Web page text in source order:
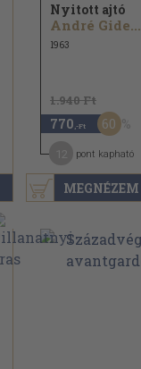
MEGNÉZEM
Nyitott ajtó
André Gide...
1963
1.940 Ft
770 ,-Ft 60
pont kapható